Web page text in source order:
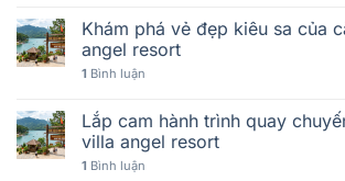
Khám phá vẻ đẹp kiêu sa của
angel resort
1 Bình luận
Lắp cam hành trình quay
villa angel resort
1 Bình luận